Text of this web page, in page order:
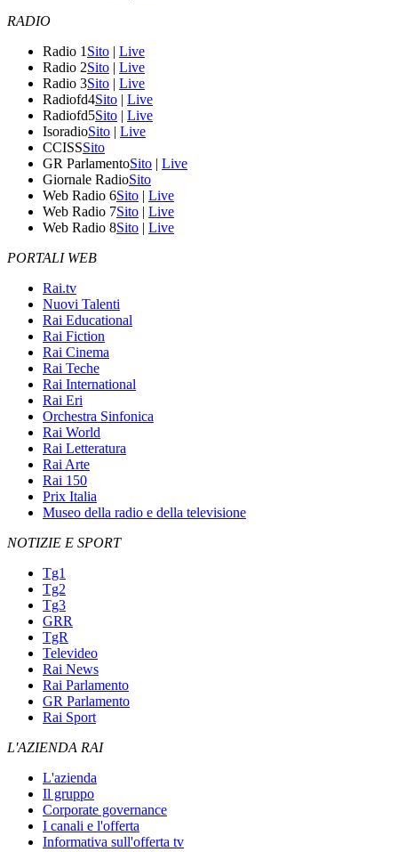
RADIO
Radio 1 Sito | Live
Radio 2Sito | Live
Radio 3Sito | Live
Radiofd4Sito | Live
Radiofd5Sito | Live
IsoradioSito | Live
CCISSSito
GR ParlamentoSito | Live
Giornale RadioSito
Web Radio 6Sito | Live
Web Radio 7Sito | Live
Web Radio 8Sito | Live
PORTALI WEB
Rai.tv
Nuovi Talenti
Rai Educational
Rai Fiction
Rai Cinema
Rai Teche
Rai International
Rai Eri
Orchestra Sinfonica
Rai World
Rai Letteratura
Rai Arte
Rai 150
Prix Italia
Museo della radio e della televisione
NOTIZIE E SPORT
Tg1
Tg2
Tg3
GRR
TgR
Televideo
Rai News
Rai Parlamento
GR Parlamento
Rai Sport
L'AZIENDA RAI
L'azienda
Il gruppo
Corporate governance
I canali e l'offerta
Informativa sull'offerta tv